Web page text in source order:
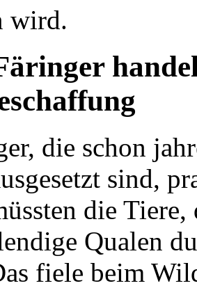
wird.
die schon
sind,
die
Qualen
fiele beim